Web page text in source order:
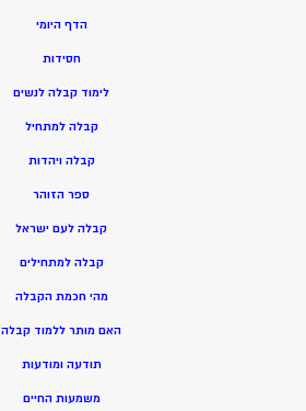
הדף היומי
חסידות
לימוד קבלה לנשים
קבלה למתחיל
קבלה ויהדות
ספר הזוהר
קבלה לעם ישראל
קבלה למתחילים
מהי חכמת הקבלה
האם מותר ללמוד קבלה
תודעה ומודעות
משמעות החיים